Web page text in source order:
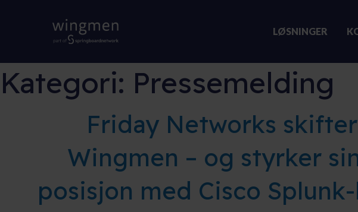
LØSNINGER
Kategori: Pressemelding
Friday Networks
Wingmen – og styrker
posisjon med Cisco